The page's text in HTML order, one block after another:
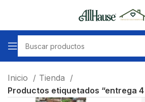
Inicio
Tienda
Productos etiquetados “entrega